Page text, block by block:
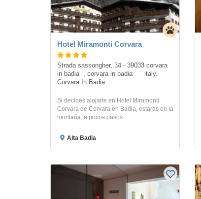
Hotel Miramonti Corvara
Strada sassongher, 34 - 39033 corvara
in badia  , corvara in badia      italy.
Corvara In Badia
Si decides alojarte en Hotel Miramonti
Corvara de Corvara en Badia, estarás en la
montaña, a pocos pasos...
Alta Badia